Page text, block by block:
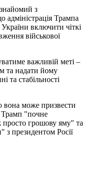
з
Трампа
включити чіткі
військової
важливій меті –
та надати йому
та стабільності
вона може призвести
"почне
просто грошову яму" та
президентом Росії